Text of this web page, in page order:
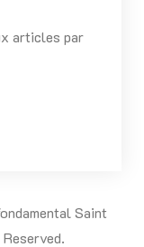
articles par
Saint